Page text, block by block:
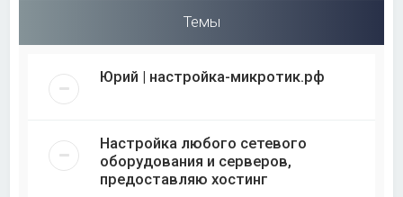
Темы
Юрий | настройка-микротик.рф
Настройка любого сетевого
оборудования и серверов,
предоставляю хостинг